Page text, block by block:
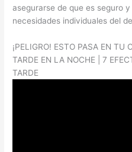
asegurarse de que es seguro
necesidades individuales del
¡PELIGRO! ESTO PASA EN TU
TARDE EN LA NOCHE | 7
TARDE